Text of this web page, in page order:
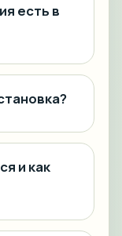
есть в
и как